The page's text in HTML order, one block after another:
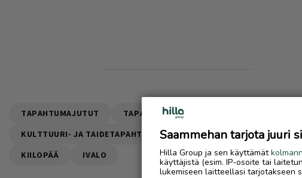
TAPAHTUMAJUTUT
TAPAHTUMAT JA TAPAHTUMATIEDOT
KULTTUURI- JA TAIDETAPAHTUMAT JA -NÄYTTELYT
SAARISELKÄ
KIILOPÄÄ
IVALO
Saammehan tarjota juuri
Hilla Group ja sen käyttämät
käyttäjistä (esim. IP-osoite tai
lukemiseen laitteellasi tarjotakseen